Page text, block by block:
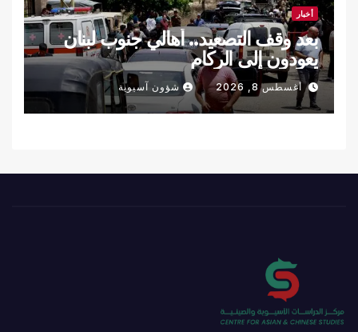
أخبار
بعد وقف التصعيد.. أهالي جنوب لبنان
يعودون إلى الركام
أغسطس 8, 2026 شؤون آسيوية